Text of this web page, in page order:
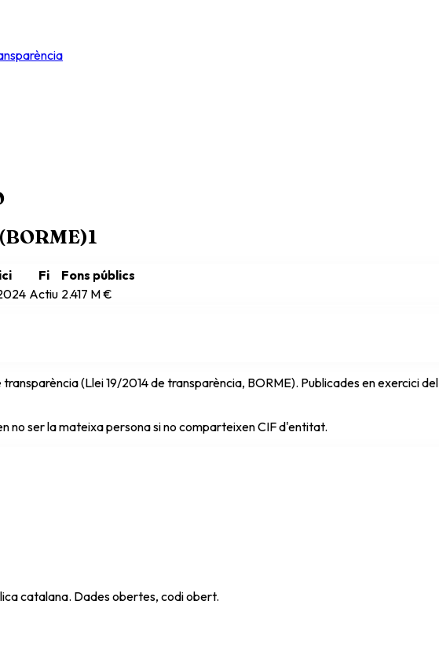
1
Fi
Fons públics
Actiu 2.417 M €
(Llei 19/2014 de transparència, BORME). Publicades en exercici
no ser la mateixa persona si no comparteixen CIF d'entitat.
catalana. Dades obertes, codi obert.